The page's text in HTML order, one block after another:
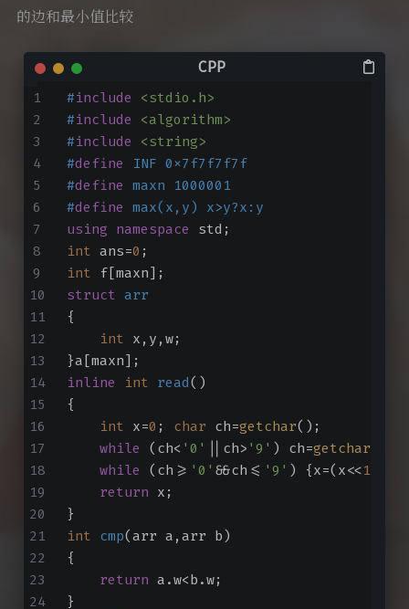
的边和最小值比较
#include <stdio.h>
#include <algorithm>
#include <string>
#define INF 0x7f7f7f7f
#define maxn 1000001
#define max(x,y) x>y?x:y
using namespace std;
int ans=0 ;
int f[maxn];
struct arr
{
int x,y,w;
}a[maxn];
inline
int read()
{
int x=0 ; char ch=getchar();
while (ch< '0' ||ch> '9' ) ch=getchar
while (ch>= '0' &&ch<= '9' ) {x=(x<<1
return x;
}
int cmp(arr a,arr b)
{
return a.w<b.w;
}